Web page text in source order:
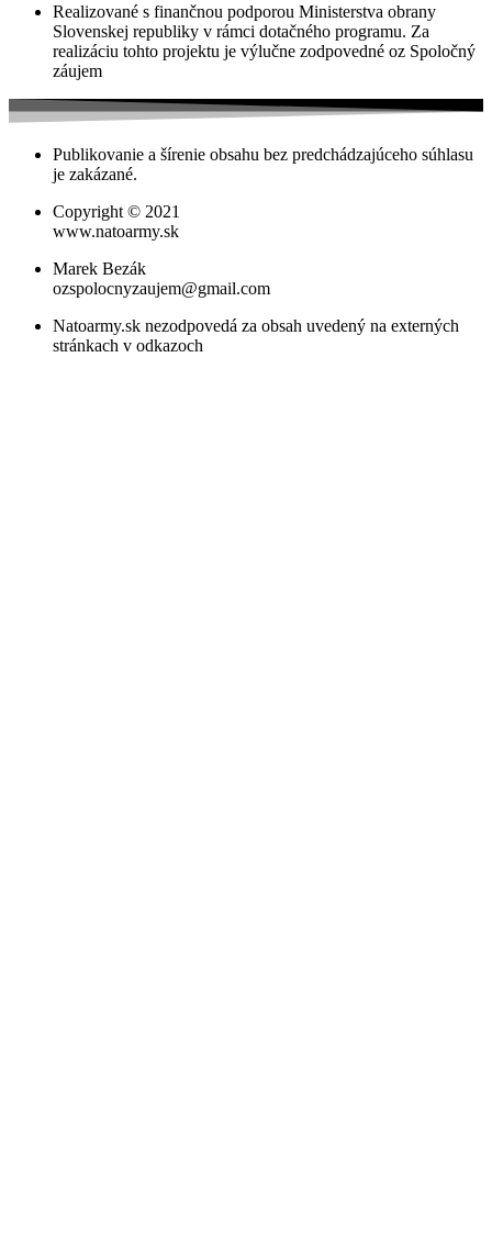
Realizované s finančnou podporou Ministerstva obrany
Slovenskej republiky v rámci dotačného programu. Za
realizáciu tohto projektu je výlučne zodpovedné oz Spoločný
záujem
Publikovanie a šírenie obsahu bez predchádzajúceho súhlasu
je zakázané.
Copyright © 2021
www.natoarmy.sk
Marek Bezák
ozspolocnyzaujem@gmail.com
Natoarmy.sk nezodpovedá za obsah uvedený na externých
stránkach v odkazoch